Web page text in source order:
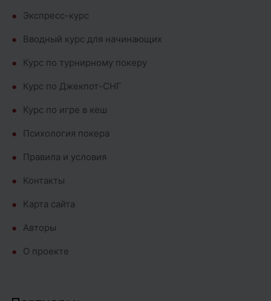
Экспресс-курс
Вводный курс для начинающих
Курс по турнирному покеру
Курс по Джекпот-СНГ
Курс по игре в кеш
Психология покера
Правила и условия
Контакты
Карта сайта
Авторы
О проекте